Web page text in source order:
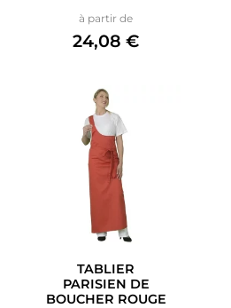
à partir dePrix
24,08 €
TABLIER
PARISIEN DE
BOUCHER ROUGE